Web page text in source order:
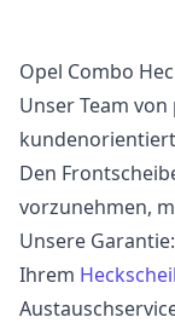
Opel Combo
Unser Team
Den
vorzunehmen,
Unsere
Ihrem